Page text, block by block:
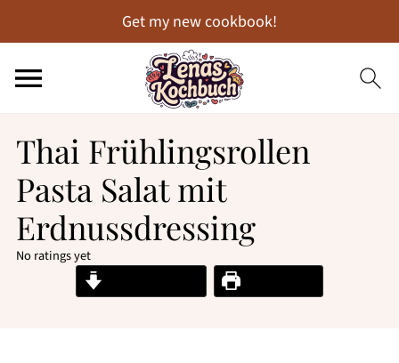
Get my new cookbook!
Thai Frühlingsrollen
Pasta Salat mit
Erdnussdressing
No ratings yet
Print Recipe